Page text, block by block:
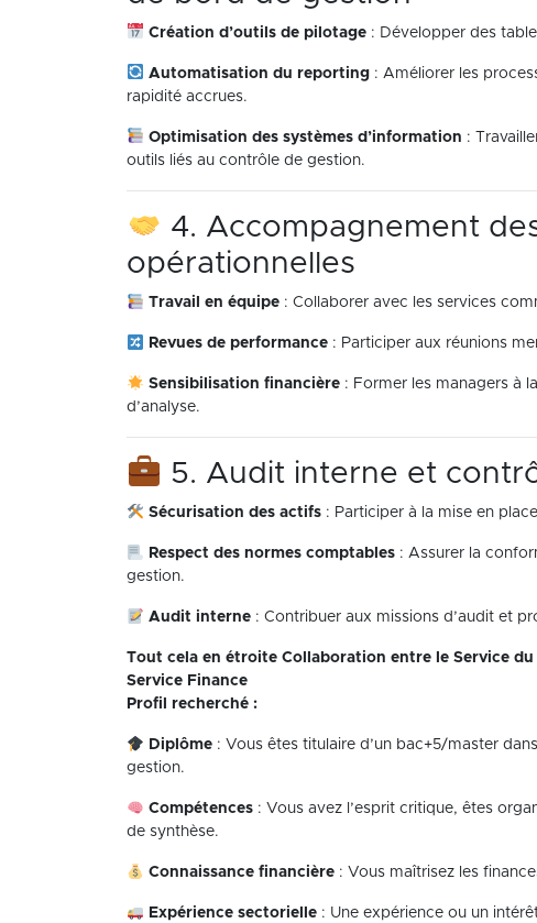
Création d’outils de pilotage: Développer des
Automatisation du reporting: Améliorer les
rapidité accrues.
Optimisation des systèmes d’information :
outils liés au contrôle de gestion.
4. Accompagnement
opérationnelles
Travail en équipe: Collaborer avec les services
Revues de performance: Participer aux réunions
Sensibilisation financière: Former les managers à
d’analyse.
5. Audit interne et
Sécurisation des actifs: Participer à la mise en
Respect des normes comptables: Assurer la
gestion.
Audit interne: Contribuer aux missions d’audit et
Tout cela en étroite Collaboration entre le Service
Service Finance
Profil recherché :
Diplôme: Vous êtes titulaire d’un bac+5/master
gestion.
Compétences: Vous avez l’esprit critique, êtes
de synthèse.
Connaissance financière: Vous maîtrisez les
Expérience sectorielle: Une expérience ou un